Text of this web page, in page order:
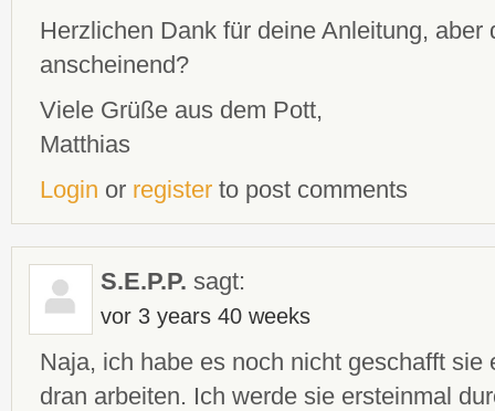
Herzlichen Dank für deine Anleitung, aber
anscheinend?
Viele Grüße aus dem Pott,
Matthias
Login or register to post comments
S.E.P.P. sagt:
vor 3 years 40 weeks
Naja, ich habe es noch nicht geschafft
dran arbeiten. Ich werde sie ersteinmal